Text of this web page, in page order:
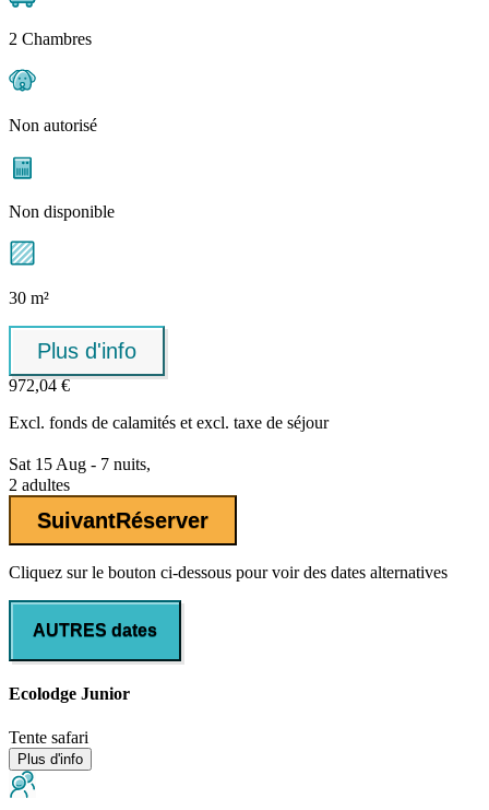
2 Chambres
Non autorisé
Non disponible
30 m²
Plus d'info
972,04 €
Excl. fonds de calamités et excl. taxe de séjour
Sat 15 Aug - 7 nuits,
2 adultes
SuivantRéserver
Cliquez sur le bouton ci-dessous pour voir des dates alternatives
AUTRES dates
Ecolodge Junior
Tente safari
Plus d'info